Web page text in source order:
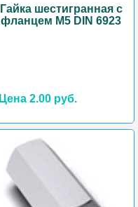
Гайка шестигранная с
фланцем М5 DIN 6923
Цена 2.00 руб.